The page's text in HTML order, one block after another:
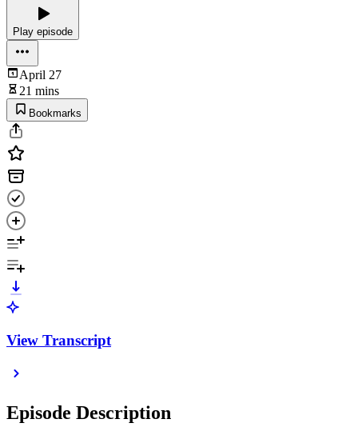
Play episode
April 27
21 mins
Bookmarks
View Transcript
Episode Description